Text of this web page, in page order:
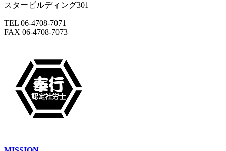
スタービルディング301
TEL 06-4708-7071
FAX 06-4708-7073